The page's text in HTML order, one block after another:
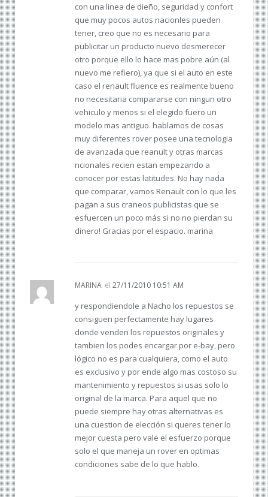
con una linea de dieño, seguridad y confort
que muy pocos autos nacionles pueden
tener, creo que no es necesario para
publicitar un producto nuevo desmerecer
otro porque ello lo hace mas pobre aún (al
nuevo me refiero), ya que si el auto en este
caso el renault fluence es realmente bueno
no necesitaria compararse con ningun otro
vehiculo y menos si el elegido fuero un
modelo mas antiguo. hablamos de cosas
muy diferentes rover posee una tecnologia
de avanzada que reanult y otras marcas
ncionales recien estan empezando a
conocer por estas latitudes. No hay nada
que comparar, vamos Renault con lo que les
pagan a sus craneos publicistas que se
esfuercen un poco más si no no pierdan su
dinero! Gracias por el espacio. marina
MARINA el 27/11/2010 10:51 AM
y respondiendole a Nacho los repuestos se
consiguen perfectamente hay lugares
donde venden los repuestos originales y
tambien los podes encargar por e-bay, pero
lógico no es para cualquiera, como el auto
es exclusivo y por ende algo mas costoso su
mantenimiento y repuestos si usas solo lo
original de la marca. Para aquel que no
puede siempre hay otras alternativas es
una cuestion de elección si queres tener lo
mejor cuesta pero vale el esfuerzo porque
solo el que maneja un rover en optimas
condiciones sabe de lo que hablo.